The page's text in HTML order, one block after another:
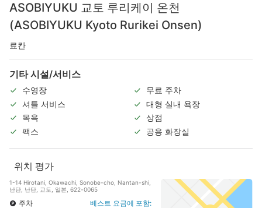
ASOBIYUKU 교토 루리케이 온천
(ASOBIYUKU Kyoto Rurikei Onsen)
료칸
기타 시설/서비스
수영장
무료 주차
셔틀 서비스
대형 실내 욕장
목욕
상점
팩스
공용 화장실
위치 평가
1-14 Hirotani, Okawachi, Sonobe-cho, Nantan-shi,
난탄, 난탄, 교토, 일본, 622-0065
주차
베스트 요금에 포함: